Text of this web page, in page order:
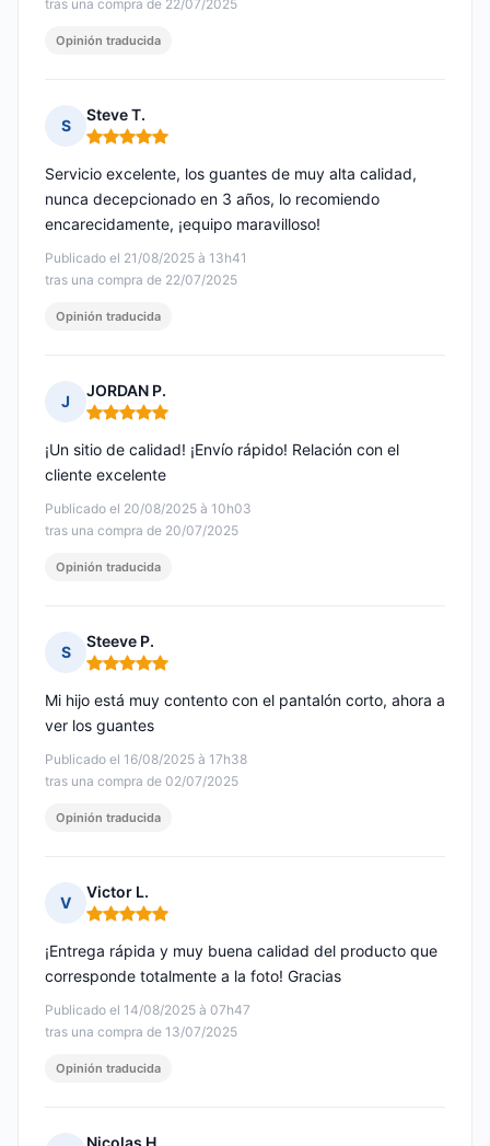
tras una compra de 22/07/2025
Opinión traducida
S
Steve T.
Nota: 5 de 5
Publicado el 21/08/2025 à 13h41
tras una compra de 22/07/2025
Servicio excelente, los guantes de muy alta calidad,
nunca decepcionado en 3 años, lo recomiendo
encarecidamente, ¡equipo maravilloso!
Opinión traducida
J
JORDAN P.
Nota: 5 de 5
Publicado el 20/08/2025 à 10h03
tras una compra de 20/07/2025
¡Un sitio de calidad! ¡Envío rápido! Relación con el
cliente excelente
Opinión traducida
S
Steeve P.
Nota: 5 de 5
Publicado el 16/08/2025 à 17h38
tras una compra de 02/07/2025
Mi hijo está muy contento con el pantalón corto, ahora a
ver los guantes
Opinión traducida
V
Victor L.
Nota: 5 de 5
Publicado el 14/08/2025 à 07h47
tras una compra de 13/07/2025
¡Entrega rápida y muy buena calidad del producto que
corresponde totalmente a la foto! Gracias
Opinión traducida